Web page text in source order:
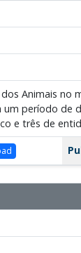
Animais no
um período
e três de